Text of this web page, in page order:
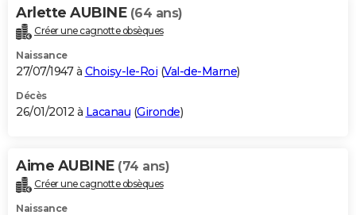
Arlette AUBINE (64 ans)
Créer une cagnotte obsèques
Naissance
27/07/1947 à Choisy-le-Roi (Val-de-Marne)
Décès
26/01/2012 à Lacanau (Gironde)
Aime AUBINE (74 ans)
Créer une cagnotte obsèques
Naissance